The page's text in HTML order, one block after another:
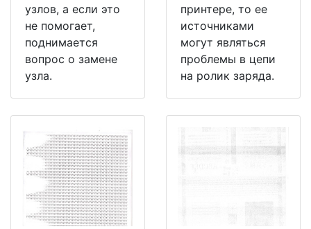
узлов, а если это
не помогает,
поднимается
вопрос о замене
узла.
принтере, то ее
источниками
могут являться
проблемы в цепи
на ролик заряда.